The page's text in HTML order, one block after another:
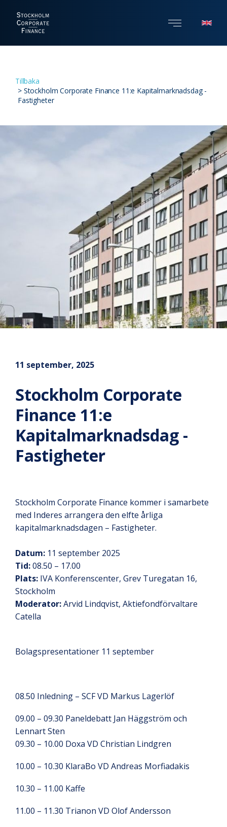
Tillbaka
> Stockholm Corporate Finance 11:e Kapitalmarknadsdag -
Fastigheter
11 september, 2025
Stockholm Corporate
Finance 11:e
Kapitalmarknadsdag -
Fastigheter
Stockholm Corporate Finance kommer i samarbete
med Inderes arrangera den elfte årliga
kapitalmarknadsdagen – Fastigheter.
Datum: 11 september 2025
Tid:08.50 – 17.00
Plats: IVA Konferenscenter, Grev Turegatan 16,
Stockholm
Moderator:Arvid Lindqvist, Aktiefondförvaltare
Catella
Bolagspresentationer 11 september
08.50 Inledning – SCF VD Markus Lagerlöf
09.00 – 09.30 Paneldebatt Jan Häggström och
Lennart Sten
09.30 – 10.00 Doxa VD Christian Lindgren
10.00 – 10.30 KlaraBo VD Andreas Morfiadakis
10.30 – 11.00 Kaffe
11.00 – 11.30 Trianon VD Olof Andersson